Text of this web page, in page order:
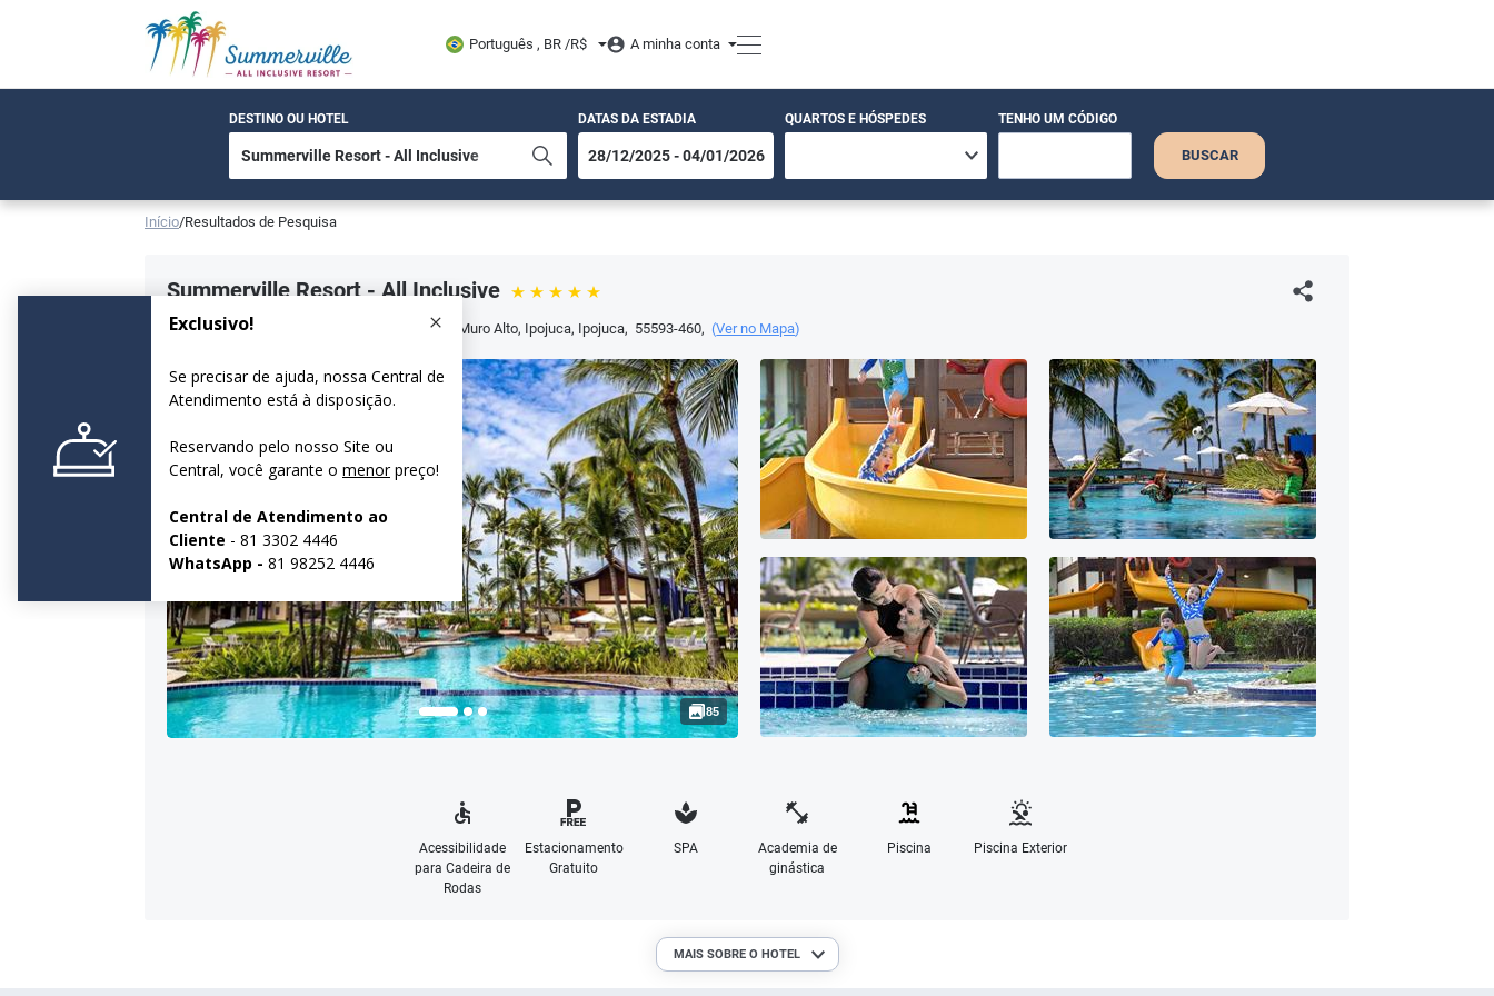
Português , BR /R$ A minha conta
DESTINO OU HOTEL DATAS DA ESTADIA QUARTOS E HÓSPEDES TENHO UM CÓDIGO
BUSCAR
Início/Resultados de Pesquisa
Summerville Resort - All Inclusive
Estr. Ac. p/ Praia de Muro Alto, s/n Praia de Muro Alto, Ipojuca, Ipojuca, 55593-460, (Ver no Mapa)
85
Acessibilidade
para Cadeira de
Rodas
Estacionamento
Gratuito
SPA
Academia de
ginástica
Piscina Piscina Exterior
MAIS SOBRE O HOTEL